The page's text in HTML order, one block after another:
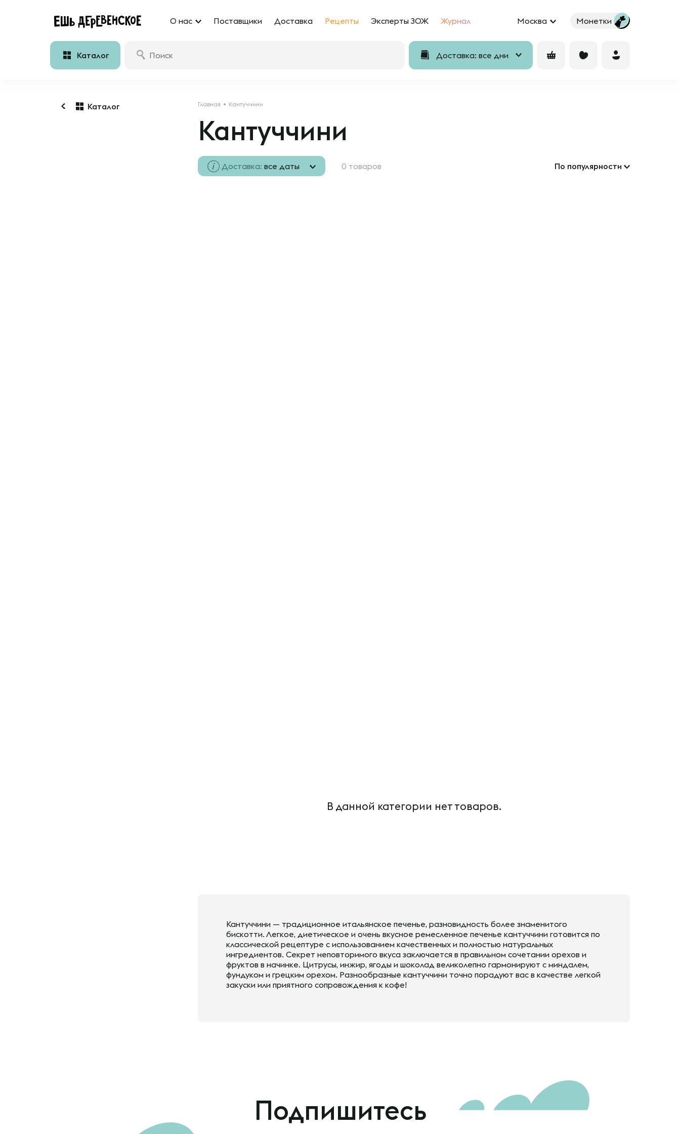
О нас Поставщики Доставка Рецепты Эксперты ЗОЖ Журнал Москва Монетки
Каталог Доставка: все дни
Каталог Главная Кантуччини
Кантуччини
Доставка: все даты 0 товаров По популярности
В данной категории нет товаров.
Кантуччини — традиционное итальянское печенье, разновидность более знаменитого
бискотти. Легкое, диетическое и очень вкусное ремесленное печенье кантуччини готовится по
классической рецептуре с использованием качественных и полностью натуральных
ингредиентов. Секрет неповторимого вкуса заключается в правильном сочетании орехов и
фруктов в начинке. Цитрусы, инжир, ягоды и шоколад великолепно гармонируют с миндалем,
фундуком и грецким орехом. Разнообразные кантуччини точно порадуют вас в качестве легкой
закуски или приятного сопровождения к кофе!
Подпишитесь